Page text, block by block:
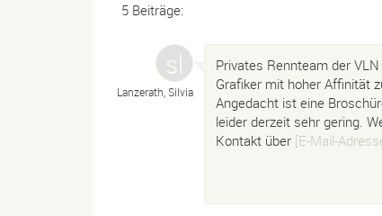
5 Beiträge:
Lanzerath, Silvia
Privates Rennteam der
Grafiker mit hoher Affinität
Angedacht ist eine
leider derzeit sehr gering.
Kontakt über [E-Mail-